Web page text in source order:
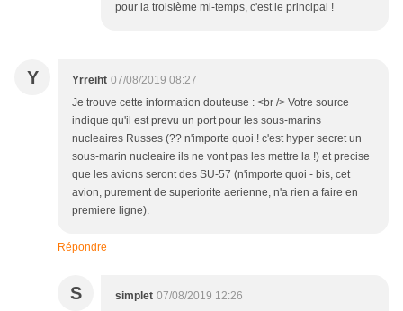
pour la troisième mi-temps, c'est le principal !
Y Yrreiht 07/08/2019 08:27
Je trouve cette information douteuse : <br /> Votre source
indique qu'il est prevu un port pour les sous-marins
nucleaires Russes (?? n'importe quoi ! c'est hyper secret un
sous-marin nucleaire ils ne vont pas les mettre la !) et precise
que les avions seront des SU-57 (n'importe quoi - bis, cet
avion, purement de superiorite aerienne, n'a rien a faire en
premiere ligne).
Répondre
S simplet 07/08/2019 12:26